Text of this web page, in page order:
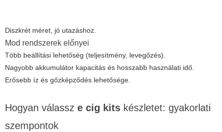
Diszkrét méret, jó utazáshoz.
Mod rendszerek előnyei
Több beállítási lehetőség (teljesítmény, levegőzés).
Nagyobb akkumulátor kapacitás és hosszabb használati idő.
Erősebb íz és gőzképződés lehetősége.
Hogyan válassz e cig kits készletet: gyakorlati
szempontok